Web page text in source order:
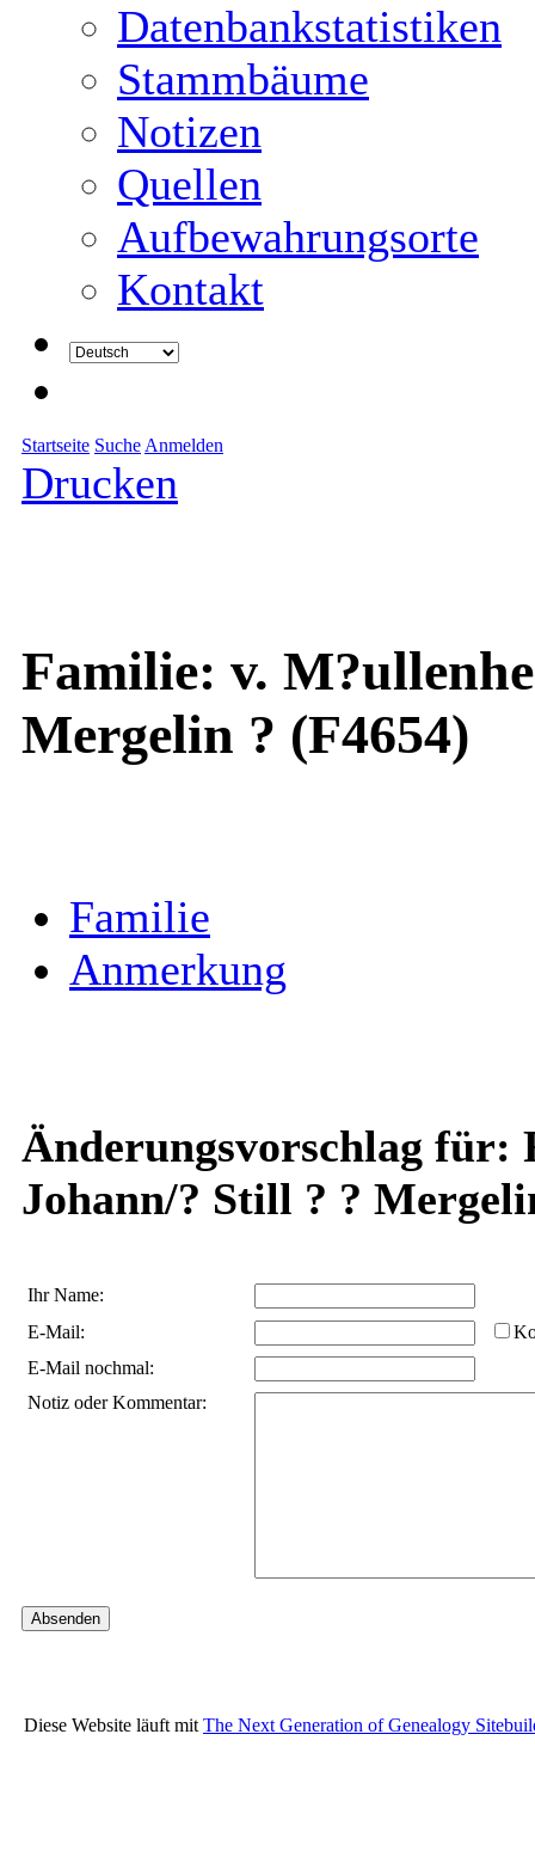
Datenbankstatistiken
Stammbäume
Notizen
Quellen
Aufbewahrungsorte
Kontakt
Startseite Suche Anmelden
Drucken
Familie: v.
Mergelin ? (F4654)
Familie
Anmerkung
Änderungsvorschlag für:
Johann/? Still ? ?
Ihr Name:
E-Mail:
E-Mail nochmal:
Notiz oder Kommentar:
Diese Website läuft mit The Next Generation of Genealogy